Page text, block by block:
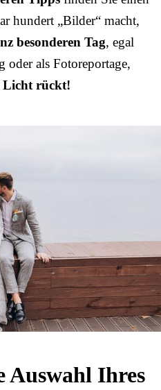
hundert „Bilder“ macht,
besonderen Tag, egal
oder als Fotoreportage,
Licht rückt!
Auswahl Ihres